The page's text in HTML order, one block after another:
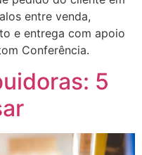
entre venda,
e entrega com apoio
Conferência.
5